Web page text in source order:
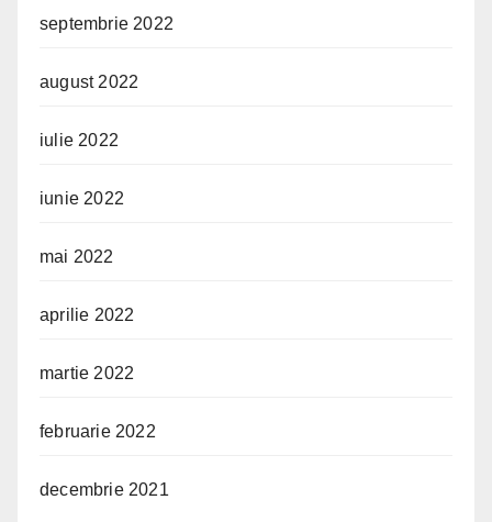
septembrie 2022
august 2022
iulie 2022
iunie 2022
mai 2022
aprilie 2022
martie 2022
februarie 2022
decembrie 2021